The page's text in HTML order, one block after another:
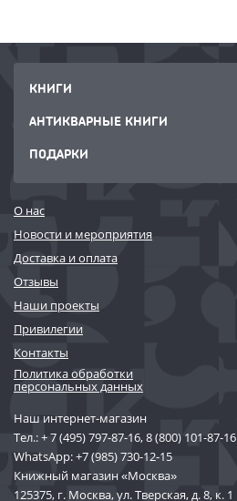
КНИГИ
АНТИКВАРНЫЕ КНИГИ
ПОДАРКИ
О нас
Новости и мероприятия
Доставка и оплата
Отзывы
Наши проекты
Привилегии
Контакты
Политика обработки
персональных данных
Наш интернет-магазин
Тел.:+ 7 (495) 797-87-16,8 (800) 101-87-16
WhatsApp:+7 (985) 730-12-15
Книжный магазин «Москва»
125375, г. Москва, ул. Тверская, д. 8, к. 1